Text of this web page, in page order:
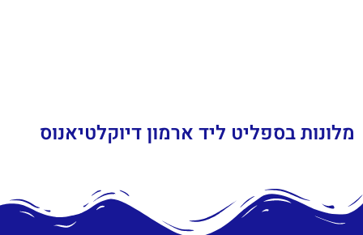
מלונות בספליט ליד ארמון דיוקלטיאנוס